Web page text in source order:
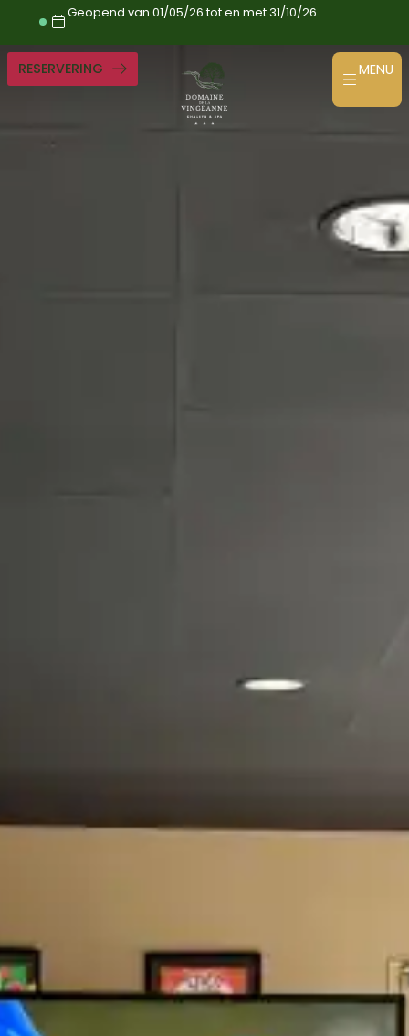
de
inhoud
Geopend van 01/05/26 tot en met 31/10/26
MENU
RESERVERING